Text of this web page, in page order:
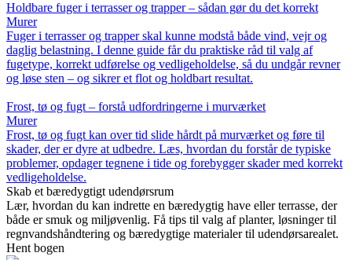
Holdbare fuger i terrasser og trapper – sådan gør du det korrekt
Murer
Fuger i terrasser og trapper skal kunne modstå både vind, vejr og
daglig belastning. I denne guide får du praktiske råd til valg af
fugetype, korrekt udførelse og vedligeholdelse, så du undgår revner
og løse sten – og sikrer et flot og holdbart resultat.
Frost, tø og fugt – forstå udfordringerne i murværket
Murer
Frost, tø og fugt kan over tid slide hårdt på murværket og føre til
skader, der er dyre at udbedre. Læs, hvordan du forstår de typiske
problemer, opdager tegnene i tide og forebygger skader med korrekt
vedligeholdelse.
Skab et bæredygtigt udendørsrum
Lær, hvordan du kan indrette en bæredygtig have eller terrasse, der
både er smuk og miljøvenlig. Få tips til valg af planter, løsninger til
regnvandshåndtering og bæredygtige materialer til udendørsarealet.
Hent bogen